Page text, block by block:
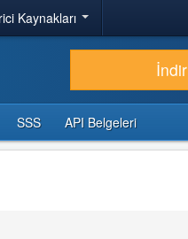
Kaynakları
İndir
SSS API Belgeleri